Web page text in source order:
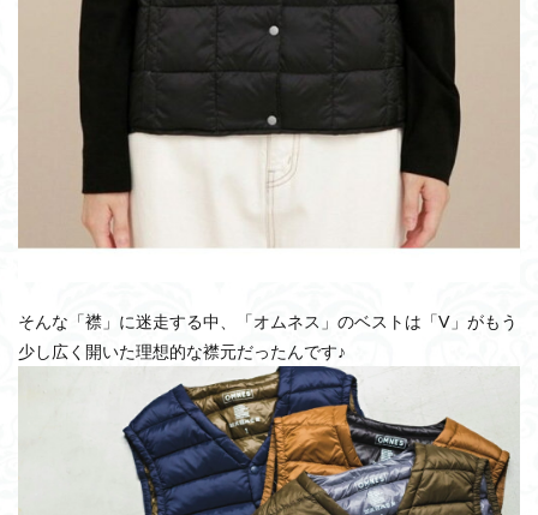
そんな「襟」に迷走する中、「オムネス」のベストは「V」がもう
少し広く開いた理想的な襟元だったんです♪